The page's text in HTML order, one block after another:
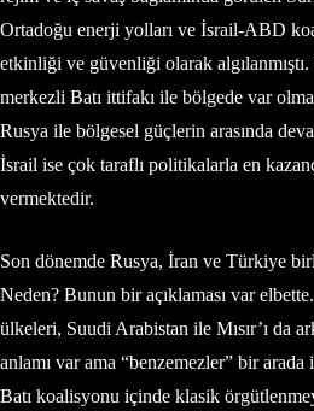
Ortadoğu enerji yolları ve İsrail-ABD
etkinliği ve güvenliği olarak
merkezli Batı ittifakı ile bölgede var olma
Rusya ile bölgesel güçlerin arasında
İsrail ise çok taraflı politikalarla en
vermektedir.
Son dönemde Rusya, İran ve Türkiye
Neden? Bunun bir açıklaması var
ülkeleri, Suudi Arabistan ile Mısır’ı da
anlamı var ama “benzemezler” bir
Batı koalisyonu içinde klasik